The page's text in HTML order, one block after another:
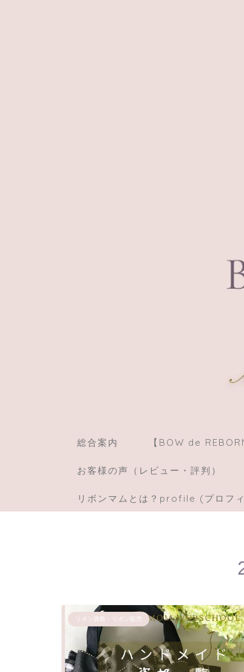
総合案内 【BOW de
お客様の声（レビュー・評判）
リボンマムとは？profile (プロフィ
リボン資格・リボン販売